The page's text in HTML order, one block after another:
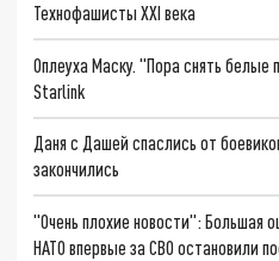
Технофашисты XXI века
Оплеуха Маску. "Пора снять белые
Starlink
Даня с Дашей спаслись от
закончились
"Очень плохие новости": Большая
НАТО впервые за СВО остановили